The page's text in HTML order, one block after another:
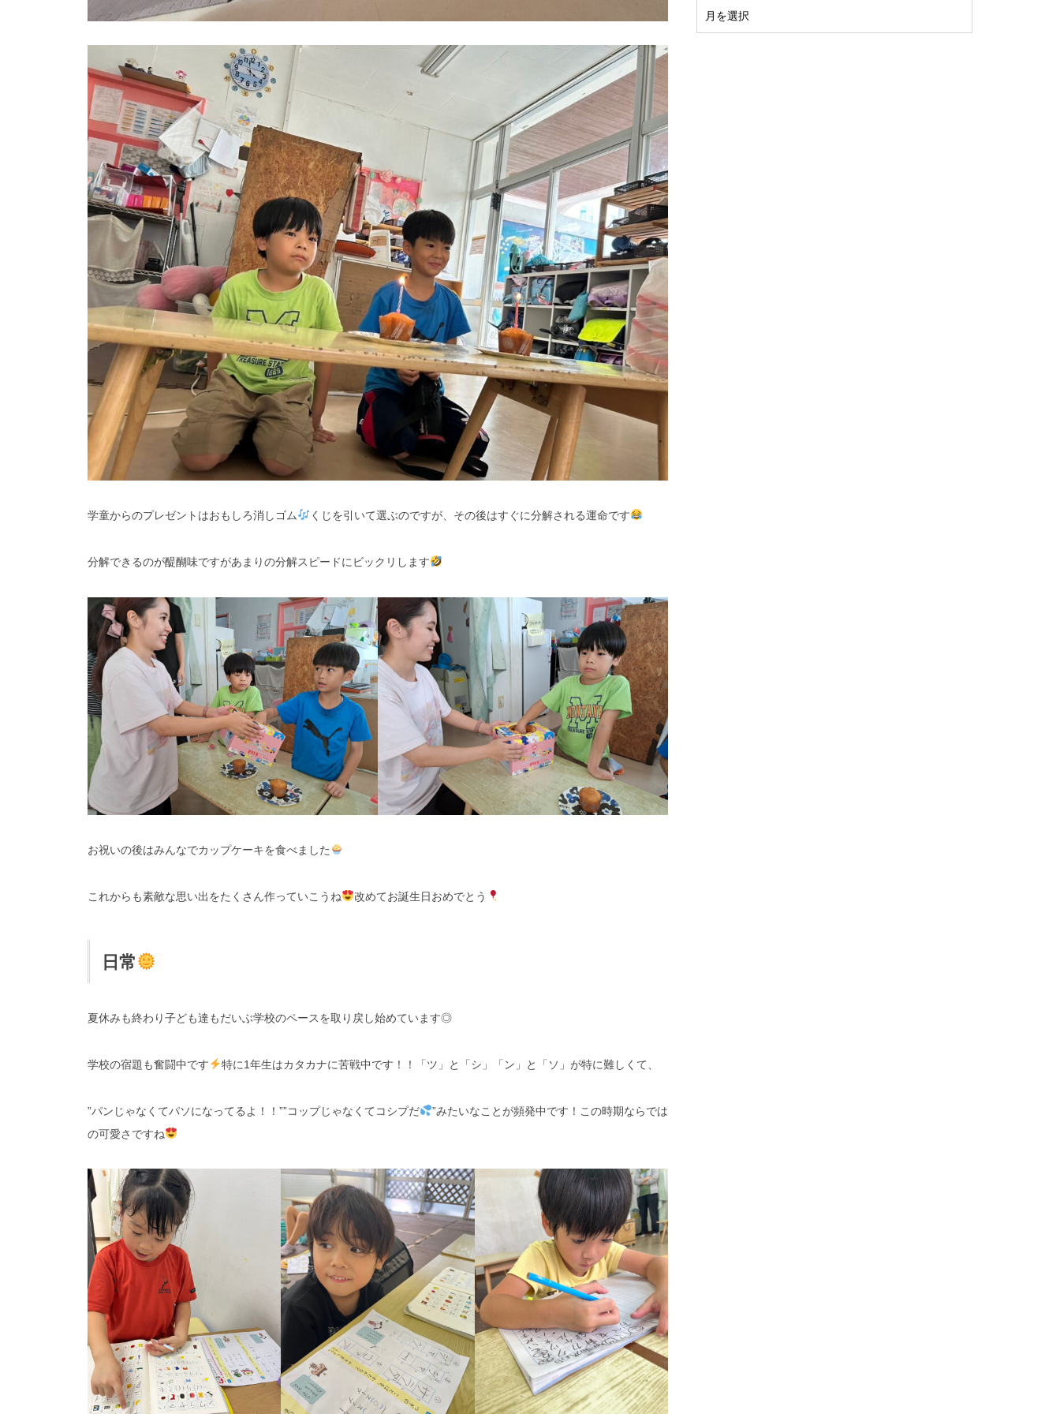
学童からのプレゼントはおもしろ消しゴム くじを引いて選ぶのですが、その後はすぐに分解される運命です
分解できるのが醍醐味ですがあまりの分解スピードにビックリします
お祝いの後はみんなでカップケーキを食べました
これからも素敵な思い出をたくさん作っていこうね 改めてお誕生日おめでとう
日常
夏休みも終わり子ども達もだいぶ学校のペースを取り戻し始めています◎
学校の宿題も奮闘中です 特に1年生はカタカナに苦戦中です！！「ツ」と「シ」「ン」と「ソ」が特に難しくて、
”パンじゃなくてパソになってるよ！！””コップじゃなくてコシプだ
”みたいなことが頻発中です！この時期ならでは
の可愛さですね